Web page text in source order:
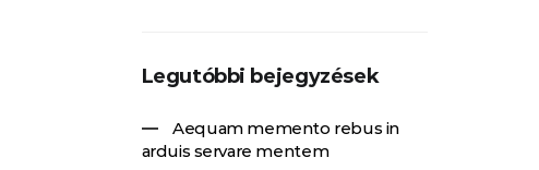
Legutóbbi bejegyzések
Aequam memento rebus in
arduis servare mentem